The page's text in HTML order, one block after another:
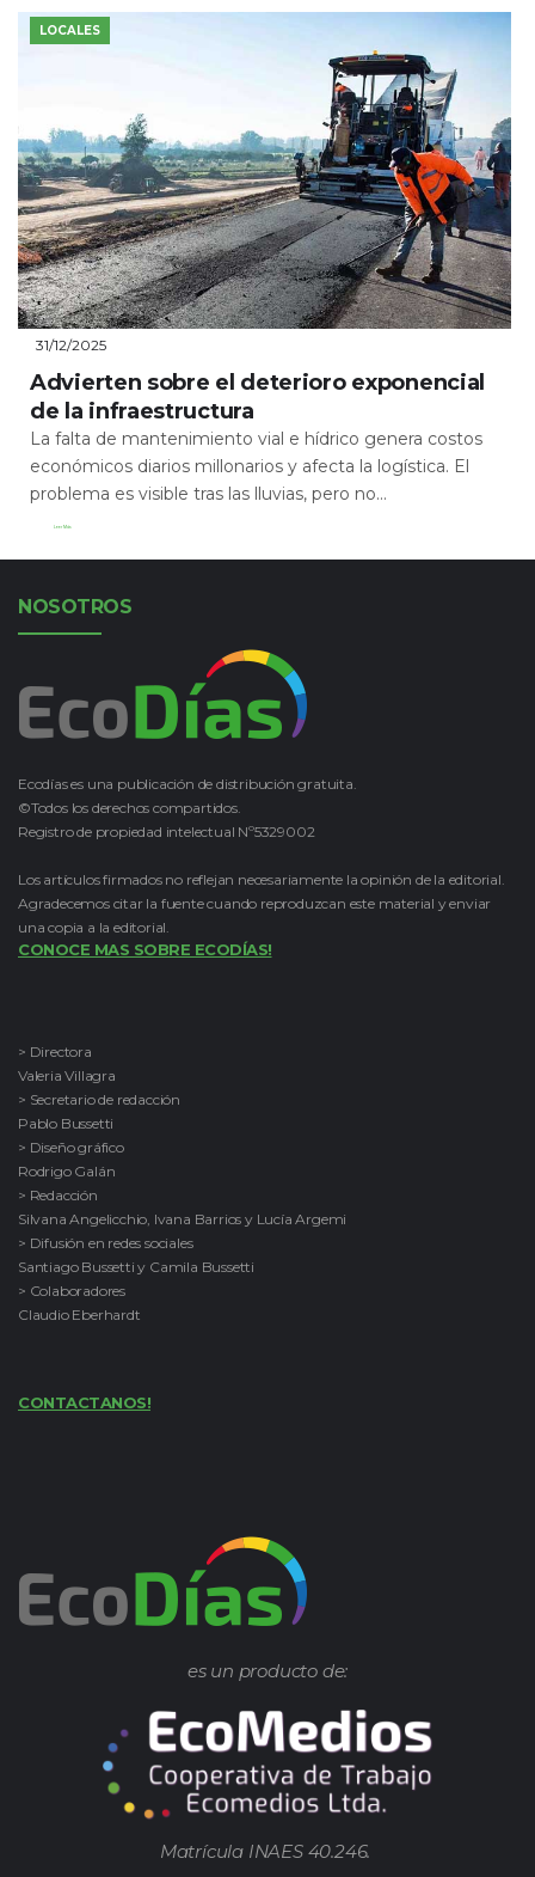
LOCALES
31/12/2025
Advierten sobre el deterioro exponencial
de la infraestructura
La falta de mantenimiento vial e hídrico genera costos
económicos diarios millonarios y afecta la logística. El
problema es visible tras las lluvias, pero no...
Leer Más
NOSOTROS
Ecodías es una publicación de distribución gratuita.
©Todos los derechos compartidos.
Registro de propiedad intelectual Nº5329002
Los artículos firmados no reflejan necesariamente la opinión de la editorial.
Agradecemos citar la fuente cuando reproduzcan este material y enviar
una copia a la editorial.
CONOCE MAS SOBRE ECODÍAS!
> Directora
Valeria Villagra
> Secretario de redacción
Pablo Bussetti
> Diseño gráfico
Rodrigo Galán
> Redacción
Silvana Angelicchio, Ivana Barrios y Lucía Argemi
> Difusión en redes sociales
Santiago Bussetti y Camila Bussetti
> Colaboradores
Claudio Eberhardt
CONTACTANOS!
es un producto de:
Matrícula INAES 40.246.